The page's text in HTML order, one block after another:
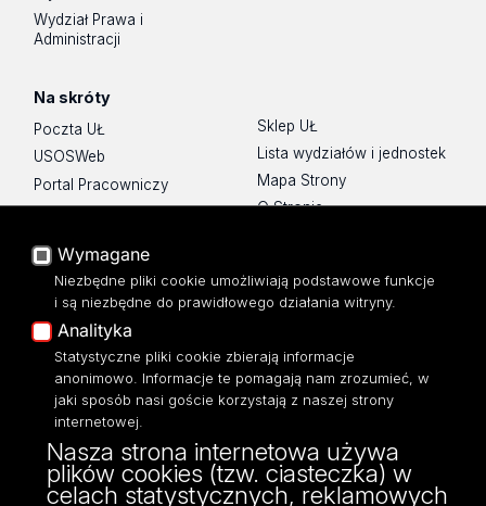
Wydział Prawa i
Administracji
Na skróty
Poczta UŁ
USOSWeb
Portal Pracowniczy
Baza Aktów Własnych
Moodle
Eksperci UŁ
Polityka Prywatności
Dostępność
Sklep UŁ
Lista wydziałów i jednostek
Mapa Strony
O Stronie
ul. Narutowicza 68, 90-136 Łódź
NIP: 724 000 32 43
Adres do doręczeń elektronicznych (ADE):
Wymagane
Niezbędne pliki cookie umożliwiają podstawowe funkcje
i są niezbędne do prawidłowego działania witryny.
Analityka
Statystyczne pliki cookie zbierają informacje
anonimowo. Informacje te pomagają nam zrozumieć, w
jaki sposób nasi goście korzystają z naszej strony
internetowej.
Nasza strona internetowa używa
plików cookies (tzw. ciasteczka) w
celach statystycznych, reklamowych